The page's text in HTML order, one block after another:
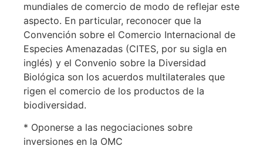
mundiales de comercio de modo de reflejar este
aspecto. En particular, reconocer que la
Convención sobre el Comercio Internacional de
Especies Amenazadas (CITES, por su sigla en
inglés) y el Convenio sobre la Diversidad
Biológica son los acuerdos multilaterales que
rigen el comercio de los productos de la
biodiversidad.
* Oponerse a las negociaciones sobre
inversiones en la OMC